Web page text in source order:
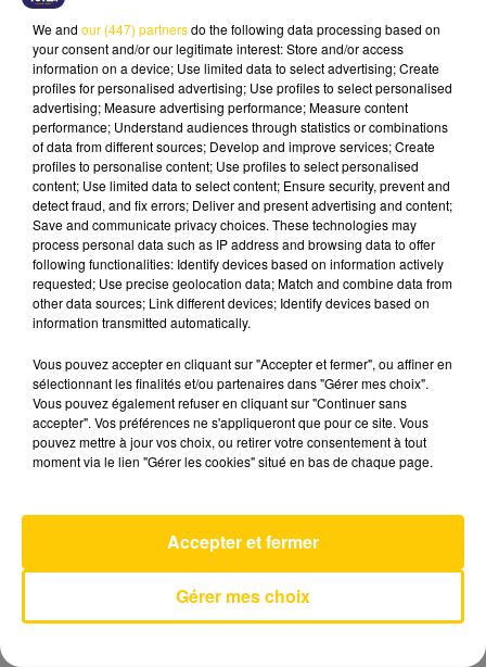
2 mai 2025 - 3 min 41 sec
L'INFO DE LA CORRÈZE DU 02/05/25 À
18H00
Ecoutez sur Totem l'information à Tulle, Brive,
dans le Nord du Lot et le pays sarladais avec les
reportages de nos journalistes sur le terrain.
SOMBR
We and our (447) partnersdo the following data processing based on
your consent and/or our legitimate interest: Store and/or access
information on a device; Use limited data to select advertising; Create
profiles for personalised advertising; Use profiles to select personalised
advertising; Measure advertising performance; Measure content
performance; Understand audiences through statistics or combinations
of data from different sources; Develop and improve services; Create
profiles to personalise content; Use profiles to select personalised
content; Use limited data to select content; Ensure security, prevent and
detect fraud, and fix errors; Deliver and present advertising and content;
Save and communicate privacy choices. These technologies may
process personal data such as IP address and browsing data to offer
following functionalities: Identify devices based on information actively
requested; Use precise geolocation data; Match and combine data from
other data sources; Link different devices; Identify devices based on
information transmitted automatically.
Vous pouvez accepter en cliquant sur "Accepter et fermer", ou affiner en
sélectionnant les finalités et/ou partenaires dans "Gérer mes choix".
Vous pouvez également refuser en cliquant sur "Continuer sans
accepter". Vos préférences ne s'appliqueront que pour ce site. Vous
pouvez mettre à jour vos choix, ou retirer votre consentement à tout
moment via le lien "Gérer les cookies" situé en bas de chaque page.
Gérer mes choix
Accepter et fermer